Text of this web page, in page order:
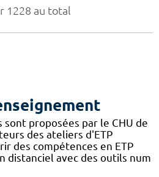
1228 au total
proposées par le CHU de
des ateliers d'ETP
des compétences en ETP
distanciel avec des outils num